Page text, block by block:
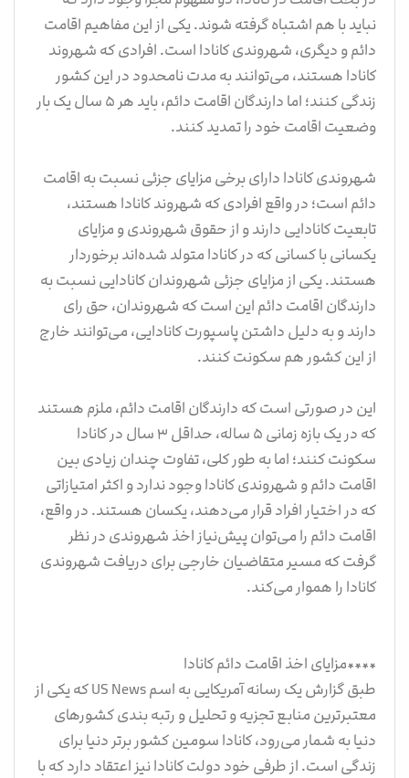
نباید با هم اشتباه گرفته شوند. یکی از این مفاهیم اقامت
دائم و دیگری، شهروندی کانادا است. افرادی که شهروند
کانادا هستند، می‌توانند به مدت نامحدود در این کشور
زندگی کنند؛ اما دارندگان اقامت دائم، باید هر ۵ سال یک بار
وضعیت اقامت خود را تمدید کنند.
شهروندی کانادا دارای برخی مزایای جزئی نسبت به اقامت
دائم است؛ در واقع افرادی که شهروند کانادا هستند،
تابعیت کانادایی دارند و از حقوق شهروندی و مزایای
یکسانی با کسانی که در کانادا متولد شده‌اند برخوردار
هستند. یکی از مزایای جزئی شهروندان کانادایی نسبت به
دارندگان اقامت دائم این است که شهروندان، حق رای
دارند و به دلیل داشتن پاسپورت کانادایی، می‌توانند خارج
از این کشور هم سکونت کنند.
این در صورتی است که دارندگان اقامت دائم، ملزم هستند
که در یک بازه زمانی ۵ ساله، حداقل ۳ سال در کانادا
سکونت کنند؛ اما به طور کلی، تفاوت چندان زیادی بین
اقامت دائم و شهروندی کانادا وجود ندارد و اکثر امتیازاتی
که در اختیار افراد قرار می‌دهند، یکسان هستند. در واقع،
اقامت دائم را می‌توان پیش‌نیاز اخذ شهروندی در نظر
گرفت که مسیر متقاضیان خارجی برای دریافت شهروندی
کانادا را هموار می‌کند.
****مزایای اخذ اقامت دائم کانادا
طبق گزارش یک رسانه آمریکایی به اسم US News که یکی از
معتبرترین منابع تجزیه و تحلیل و رتبه بندی کشورهای
دنیا به شمار می‌رود، کانادا سومین کشور برتر دنیا برای
زندگی است. از طرفی خود دولت کانادا نیز اعتقاد دارد که با